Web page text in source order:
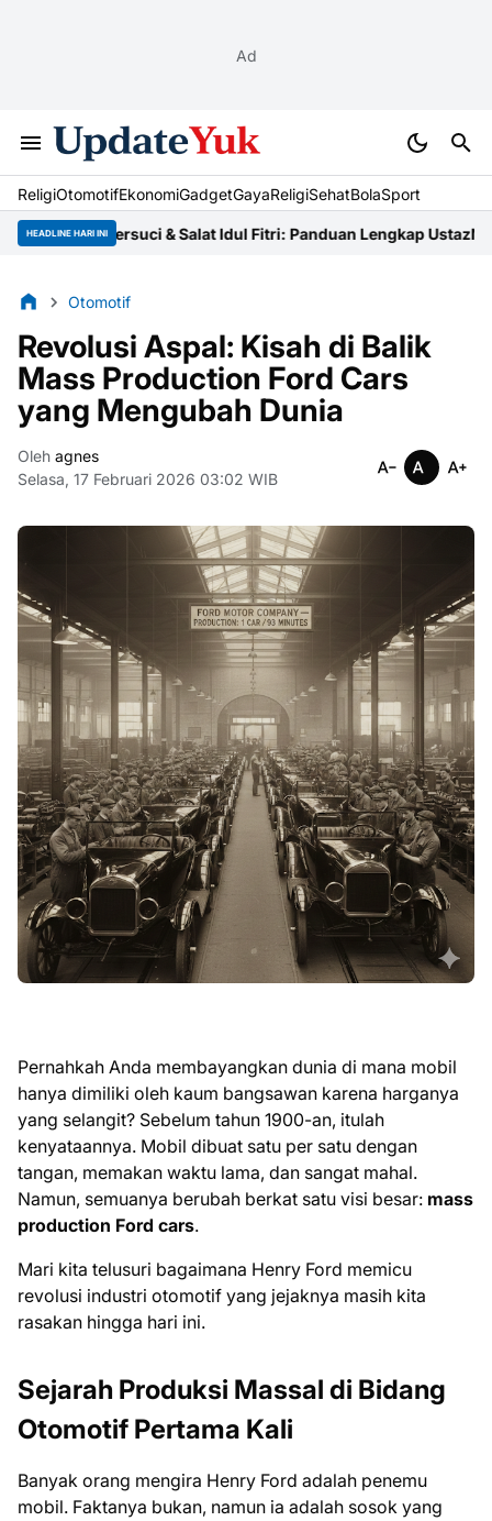
Ad
ReligiOtomotifEkonomiGadgetGayaReligiSehatBolaSport
HEADLINE HARI INI
Cara Bersuci & Salat Idul Fitri: Panduan Lengkap UstazNiat Zakat
Otomotif
Revolusi Aspal: Kisah di Balik
Mass Production Ford Cars
yang Mengubah Dunia
Oleh agnes
Selasa, 17 Februari 2026 03:02 WIB
Pernahkah Anda membayangkan dunia di mana mobil
hanya dimiliki oleh kaum bangsawan karena harganya
yang selangit? Sebelum tahun 1900-an, itulah
kenyataannya. Mobil dibuat satu per satu dengan
tangan, memakan waktu lama, dan sangat mahal.
Namun, semuanya berubah berkat satu visi besar: mass
production Ford cars.
Mari kita telusuri bagaimana Henry Ford memicu
revolusi industri otomotif yang jejaknya masih kita
rasakan hingga hari ini.
Sejarah Produksi Massal di Bidang
Otomotif Pertama Kali
Banyak orang mengira Henry Ford adalah penemu
mobil. Faktanya bukan, namun ia adalah sosok yang